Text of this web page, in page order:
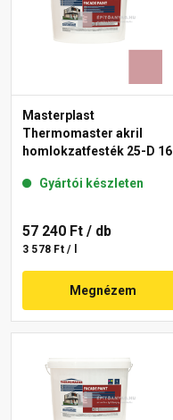
Masterplast
Thermomaster akril
homlokzatfesték 25-D 16 l
Gyártói készleten
57 240 Ft / db
3 578 Ft / l
Megnézem